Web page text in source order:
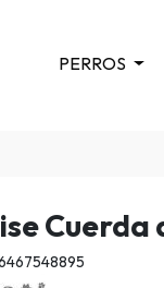
PERROS
Cuerda